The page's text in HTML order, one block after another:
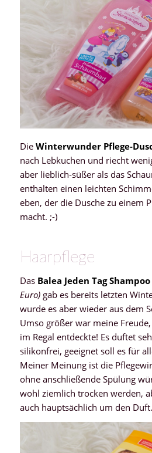
Die Winterwunder Pflege-
nach Lebkuchen und riecht
aber lieblich-süßer als das
enthalten einen leichten
eben, der die Dusche zu einem
macht. ;-)
Haarpflege
Das Balea Jeden Tag
Euro)gab es bereits letzten
wurde es aber wieder aus dem
Umso größer war meine
im Regal entdeckte! Es duftet
silikonfrei, geeignet soll es für
Meiner Meinung ist die
ohne anschließende Spülung
wohl ziemlich trocken werden,
auch hauptsächlich um den Duft.